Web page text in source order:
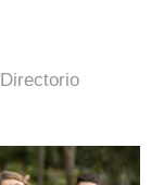
Directorio